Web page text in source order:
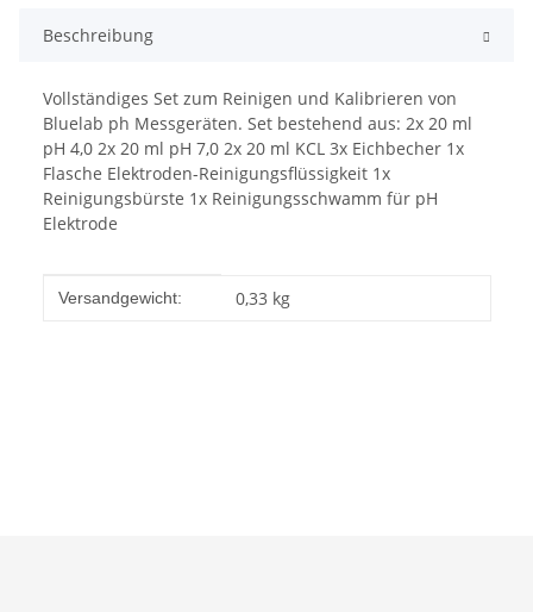
Beschreibung
Vollständiges Set zum Reinigen und Kalibrieren von
Bluelab ph Messgeräten. Set bestehend aus: 2x 20 ml
pH 4,0 2x 20 ml pH 7,0 2x 20 ml KCL 3x Eichbecher 1x
Flasche Elektroden-Reinigungsflüssigkeit 1x
Reinigungsbürste 1x Reinigungsschwamm für pH
Elektrode
Produkteigenschaft
Wert
Versandgewicht: 0,33 kg